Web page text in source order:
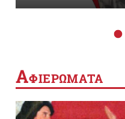
ΑΦΙΕΡΩΜΑΤΑ